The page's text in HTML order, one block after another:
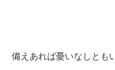
備えあれば憂いなしとも